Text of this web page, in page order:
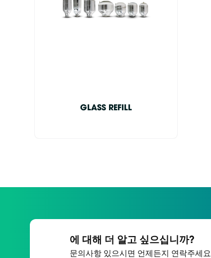
GLASS REFILL
에 대해 더 알고 싶으십니까?
문의사항 있으시면 언제든지 연락주세요